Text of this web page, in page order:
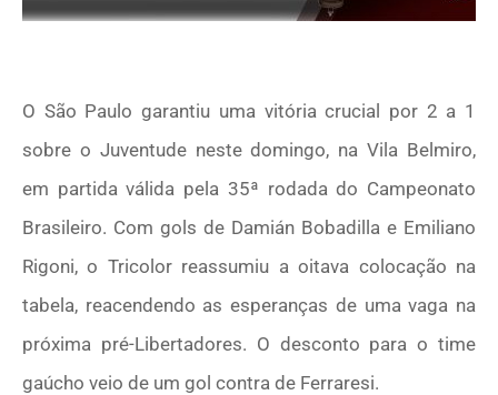
O São Paulo garantiu uma vitória crucial por 2 a 1
sobre o Juventude neste domingo, na Vila Belmiro,
em partida válida pela 35ª rodada do Campeonato
Brasileiro. Com gols de Damián Bobadilla e Emiliano
Rigoni, o Tricolor reassumiu a oitava colocação na
tabela, reacendendo as esperanças de uma vaga na
próxima pré-Libertadores. O desconto para o time
gaúcho veio de um gol contra de Ferraresi.